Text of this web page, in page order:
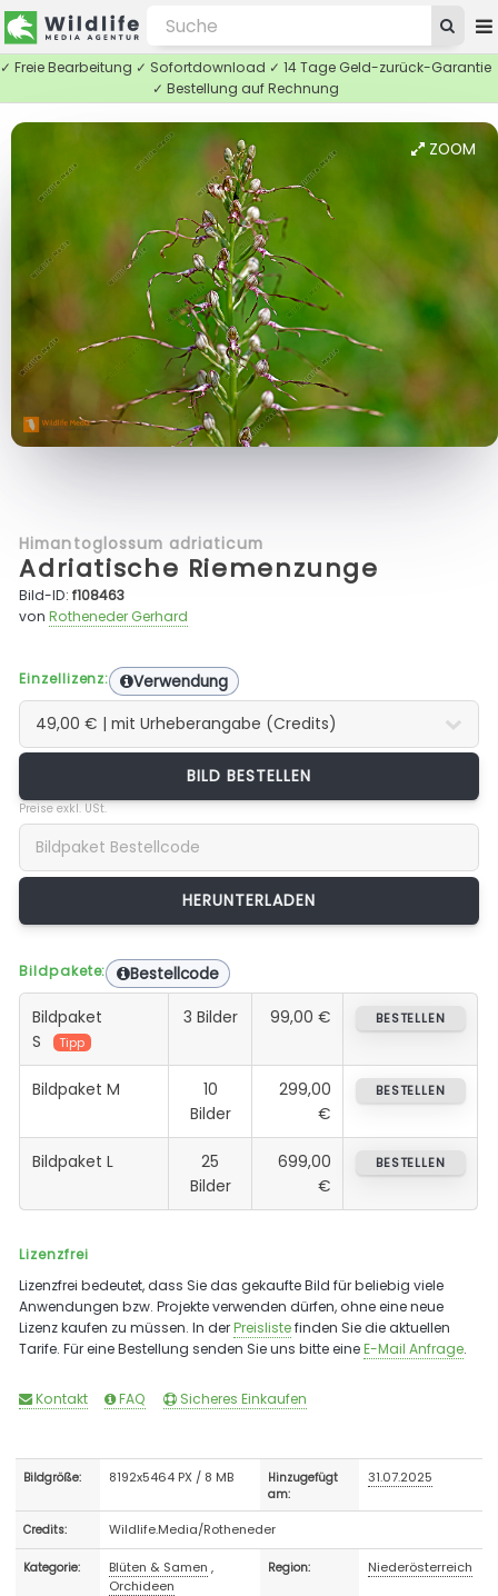
✓ Freie Bearbeitung ✓ Sofortdownload ✓ 14 Tage Geld-zurück-Garantie
✓ Bestellung auf Rechnung
ZOOM
Himantoglossum adriaticum
Adriatische Riemenzunge
Bild-ID:f108463
vonRotheneder Gerhard
Einzellizenz: Verwendung
BILD BESTELLEN
Preise exkl. USt.
Bildpakete: Bestellcode
Bildpaket
S
Tipp
3 Bilder 99,00 € BESTELLEN
Bildpaket M
10
Bilder
299,00
€
BESTELLEN
Bildpaket L
25
Bilder
699,00
€
BESTELLEN
Lizenzfrei
Lizenzfrei bedeutet, dass Sie das gekaufte Bild für beliebig viele
Anwendungen bzw. Projekte verwenden dürfen, ohne eine neue
Lizenz kaufen zu müssen. In derPreislistefinden Sie die aktuellen
Tarife. Für eine Bestellung senden Sie uns bitte eineE-Mail Anfrage.
Kontakt FAQ Sicheres Einkaufen
Bildgröße: 8192x5464 PX / 8 MB
Hinzugefügt
am:
31.07.2025
Credits: Wildlife.Media/Rotheneder
Kategorie: Blüten & Samen ,
Orchideen
Region: Niederösterreich